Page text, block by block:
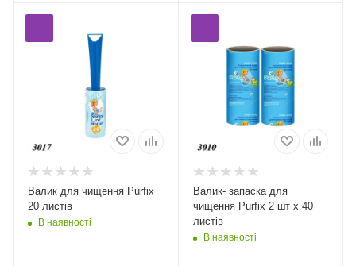
Валик для чищення Purfix
20 листів
В наявності
Валик- запаска для
чищення Purfix 2 шт х 40
листів
В наявності